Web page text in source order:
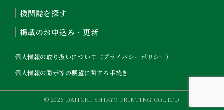
機関誌を探す
掲載のお申込み・更新
個人情報の取り扱いについて（プライバシーポリシー）
個人情報の開示等の要望に関する手続き
© 2026 DAIICHI SHIRYO PRINTING CO.,LTD